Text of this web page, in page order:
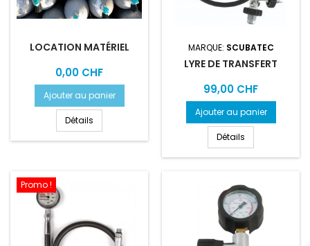
LOCATION MATÉRIEL
Prix
0,00 CHF
Ajouter au panier
Détails
MARQUE: SCUBATEC
LYRE DE TRANSFERT
Prix
99,00 CHF
Ajouter au panier
Détails
Promo !